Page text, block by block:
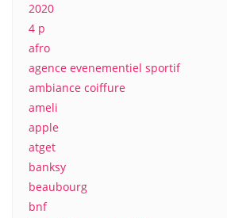
2020
4 p
afro
agence evenementiel sportif
ambiance coiffure
ameli
apple
atget
banksy
beaubourg
bnf